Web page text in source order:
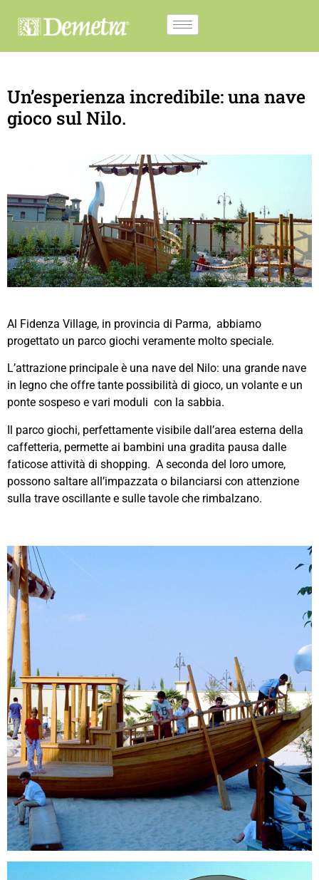
Un’esperienza incredibile: una nave
gioco sul Nilo.
Al Fidenza Village, in provincia di Parma, abbiamo
progettato un parco giochi veramente molto speciale.
L’attrazione principale è una nave del Nilo: una grande nave
in legno che offre tante possibilità di gioco, un volante e un
ponte sospeso e vari moduli con la sabbia.
Il parco giochi, perfettamente visibile dall’area esterna della
caffetteria, permette ai bambini una gradita pausa dalle
faticose attività di shopping. A seconda del loro umore,
possono saltare all’impazzata o bilanciarsi con attenzione
sulla trave oscillante e sulle tavole che rimbalzano.